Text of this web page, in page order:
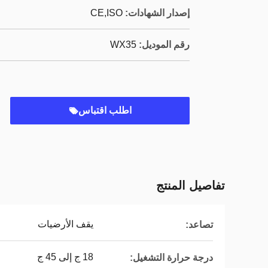
إصدار الشهادات: CE,ISO
رقم الموديل: WX35
اطلب اقتباس
تفاصيل المنتج
تصاعد: يقف الأرضيات
درجة حرارة التشغيل: 18 ج إلى 45 ج